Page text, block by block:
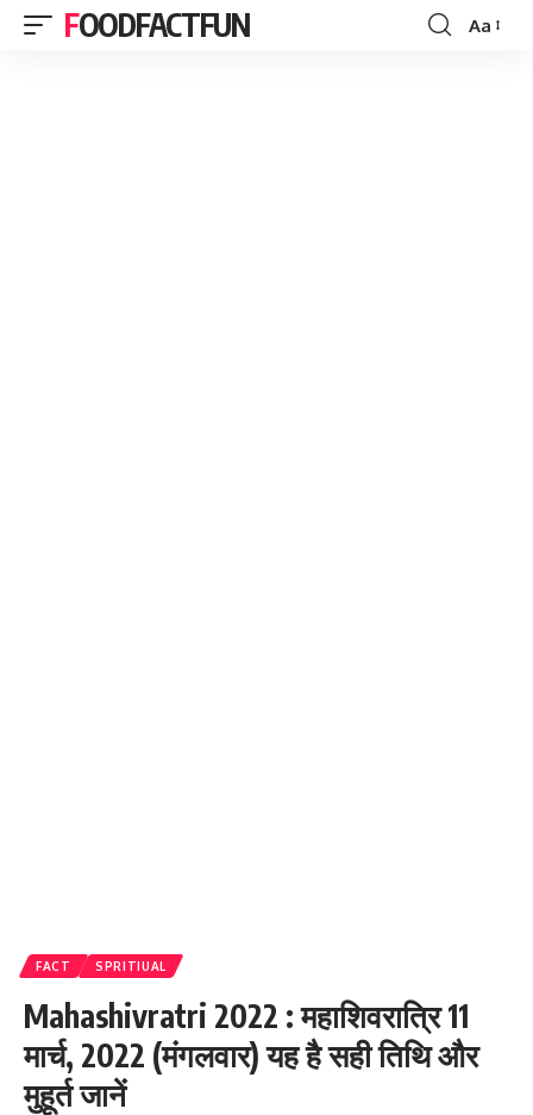
FOODFACTFUN
Font
Aa
FACT SPRITIUAL
Mahashivratri 2022 : महाशिवरात्रि 11
मार्च, 2022 (मंगलवार) यह है सही तिथि और
मुहूर्त जानें